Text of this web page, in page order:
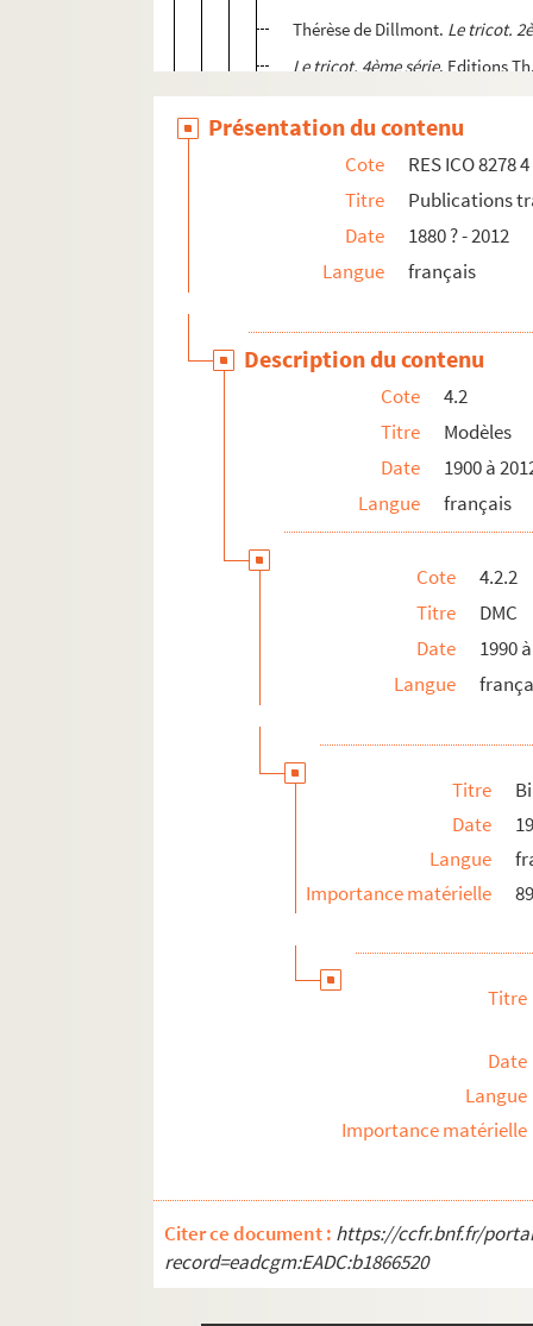
Thérèse de Dillmont. Le tricot.
Le tricot. 4ème série. Editions
Vorlagen für stickereien 3. serie
4.2.3. LV et MFA
4.2.4. Divers albums et périodiques
RES ICO 8278 6. Documents commerciaux
Présentation du contenu
Cote
RES ICO 8278 4
Titre
Publications
Date
1880 ? - 2012
Langue
français
Description du contenu
Cote
4.2
Titre
Modèles
Date
1900 à
Langue
français
Cote
4.2.2
Titre
DMC
Date
1990
Langue
Titre
Date
Langue
Importance matérielle
Titre
Date
Langue
Importance matérielle
Citer ce document : https://ccfr.bnf.fr/
record=eadcgm:EADC:b1866520